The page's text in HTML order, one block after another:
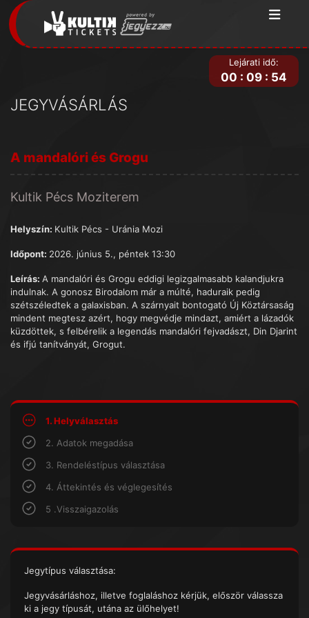
JEGYVÁSÁRLÁS
Lejárati idő:
00 : 09 : 54
A mandalóri és Grogu
Kultik Pécs Moziterem
Helyszín: Kultik Pécs - Uránia Mozi
Időpont: 2026. június 5., péntek 13:30
Leírás: A mandalóri és Grogu eddigi legizgalmasabb kalandjukra
indulnak. A gonosz Birodalom már a múlté, haduraik pedig
szétszéledtek a galaxisban. A szárnyait bontogató Új Köztársaság
mindent megtesz azért, hogy megvédje mindazt, amiért a lázadók
küzdöttek, s felbérelik a legendás mandalóri fejvadászt, Din Djarint
és ifjú tanítványát, Grogut.
1. Helyválasztás
2. Adatok megadása
3. Rendeléstípus választása
4. Áttekintés és véglegesítés
5 .Visszaigazolás
Jegytípus választása:
Jegyvásárláshoz, illetve foglaláshoz kérjük, először válassza
ki a jegy típusát, utána az ülőhelyet!